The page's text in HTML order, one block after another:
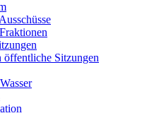
öffentliche Sitzungen